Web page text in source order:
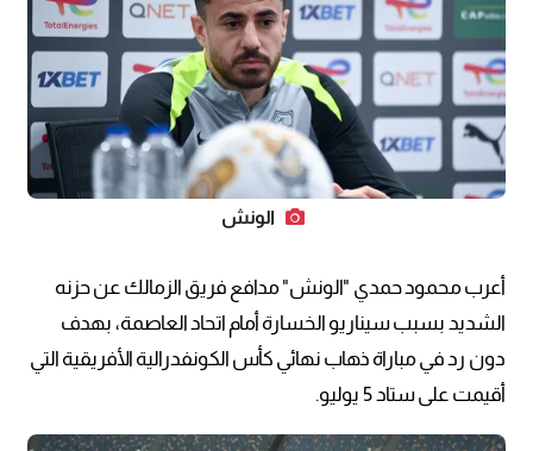
الونش
أعرب محمود حمدي "الونش" مدافع فريق الزمالك عن حزنه
الشديد بسبب سيناريو الخسارة أمام اتحاد العاصمة، بهدف
دون رد في مباراة ذهاب نهائي كأس الكونفدرالية الأفريقية التي
أقيمت على ستاد 5 يوليو.